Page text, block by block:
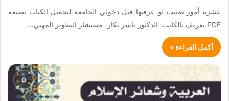
عشرة أمور تمنيت لو عرفتها قبل دخولي الجامعة لتحميل الكتاب بصيغة
PDF تعريف بالكاتب: الدكتور ياسر بكار، مستشار التطوير المهني…
أكمل القراءة »